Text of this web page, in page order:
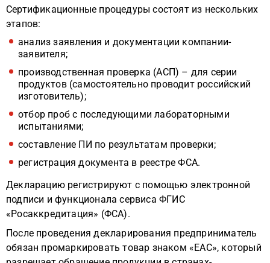
Сертификационные процедуры состоят из нескольких
этапов:
анализ заявления и документации компании-
заявителя;
производственная проверка (АСП) – для серии
продуктов (самостоятельно проводит российский
изготовитель);
отбор проб с последующими лабораторными
испытаниями;
составление ПИ по результатам проверки;
регистрация документа в реестре ФСА.
Декларацию регистрируют с помощью электронной
подписи и функционала сервиса ФГИС
«Росаккредитация» (ФСА).
После проведения декларирования предприниматель
обязан промаркировать товар знаком «ЕАС», который